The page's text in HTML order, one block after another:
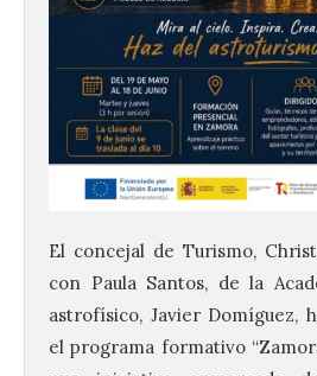
El concejal de Turismo,
con Paula Santos, de la
astrofísico, Javier Domíguez,
el programa formativo